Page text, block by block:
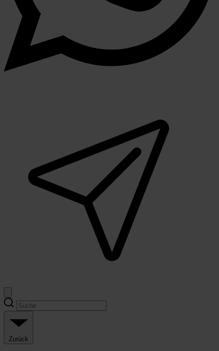
Zurück